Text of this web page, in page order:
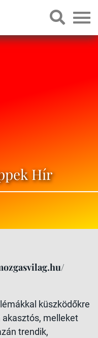
Hír
küszködőkre
akasztós, melleket
trendik,